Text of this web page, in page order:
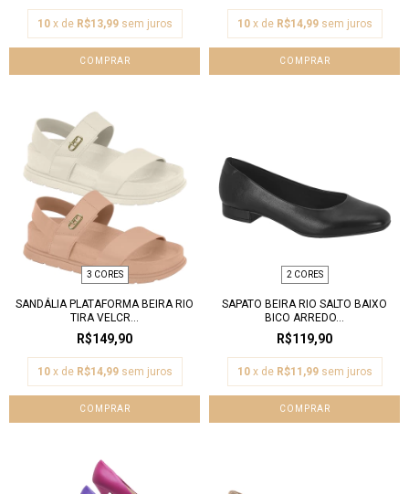
10 x de R$13,99 sem juros
COMPRAR
10 x de R$14,99 sem juros
COMPRAR
3 CORES
SANDÁLIA PLATAFORMA BEIRA RIO
TIRA VELCR...
R$149,90
10 x de R$14,99 sem juros
COMPRAR
2 CORES
SAPATO BEIRA RIO SALTO BAIXO
BICO ARREDO...
R$119,90
10 x de R$11,99 sem juros
COMPRAR